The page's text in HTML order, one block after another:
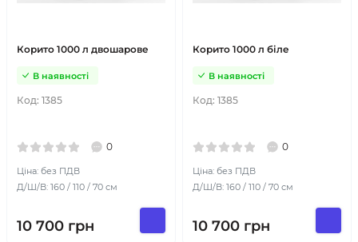
Корито 1000 л двошарове
Код: 1385
В наявності
0
Ціна: без ПДВ
Д/Ш/В: 160 / 110 / 70 см
10 700 грн
Корито 1000 л біле
Код: 1385
В наявності
0
Ціна: без ПДВ
Д/Ш/В: 160 / 110 / 70 см
10 700 грн